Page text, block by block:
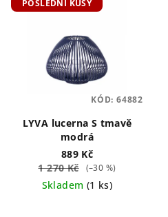
d
ý
POSLEDNÍ KUSY
LYVA lucerna S tmavě
modrá
889 Kč
1 270 Kč
(–30 %)
Skladem (1 ks)
KÓD: 64882